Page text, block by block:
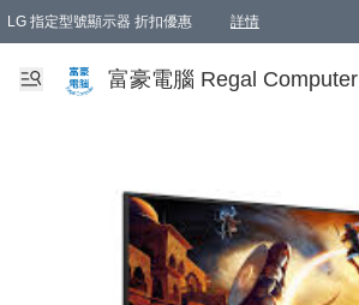
LG 指定型號顯示器 折扣優惠 詳情
富豪電腦 Regal Computer